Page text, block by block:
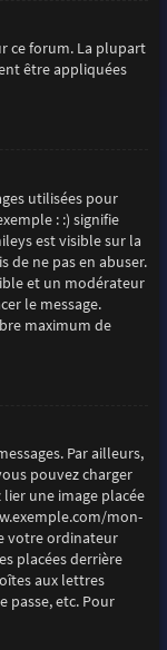
ce forum. La plupart
être appliquées
utilisées pour
: :) signifie
est visible sur la
de ne pas en abuser.
et un modérateur
le message.
maximum de
Par ailleurs,
pouvez charger
une image placée
mon-
votre ordinateur
placées derrière
aux lettres
passe, etc. Pour